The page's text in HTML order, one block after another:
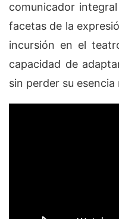
comunicador
facetas de la
incursión en el
capacidad de
sin perder su